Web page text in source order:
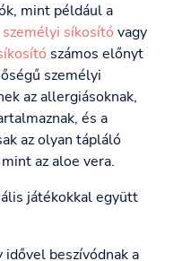
mint például a
síkosító vagy
számos előnyt
személyi
az allergiásoknak,
és a
az olyan tápláló
az aloe vera.
játékokkal együtt
idővel beszívódnak a